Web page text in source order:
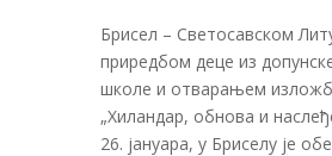
Брисел – Светосавском
приредбом деце из
школе и отварањем
„Хиландар, обнова и
26. јануара, у Бриселу je